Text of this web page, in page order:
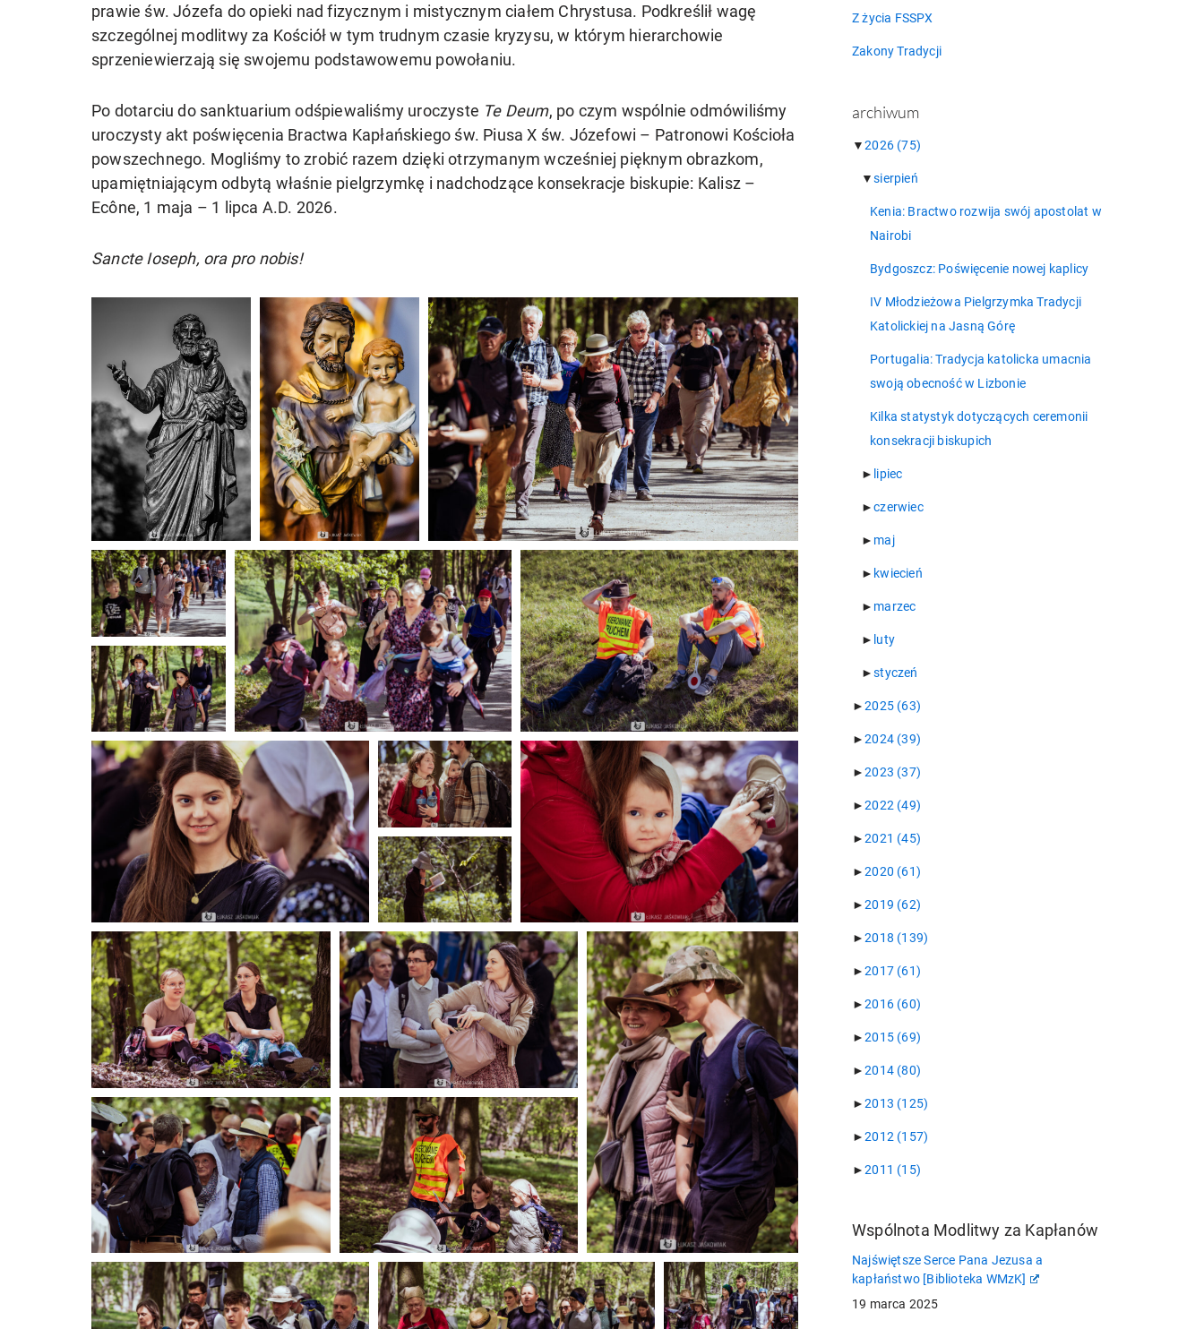
prawie św. Józefa do opieki nad fizycznym i mistycznym ciałem Chrystusa. Podkreślił wagę
szczególnej modlitwy za Kościół w tym trudnym czasie kryzysu, w którym hierarchowie
sprzeniewierzają się swojemu podstawowemu powołaniu.
Po dotarciu do sanktuarium odśpiewaliśmy uroczyste Te Deum, po czym wspólnie odmówiliśmy
uroczysty akt poświęcenia Bractwa Kapłańskiego św. Piusa X św. Józefowi – Patronowi Kościoła
powszechnego. Mogliśmy to zrobić razem dzięki otrzymanym wcześniej pięknym obrazkom,
upamiętniającym odbytą właśnie pielgrzymkę i nadchodzące konsekracje biskupie: Kalisz –
Ecône, 1 maja – 1 lipca A.D. 2026.
Sancte Ioseph, ora pro nobis!
Z życia FSSPX
Zakony Tradycji
archiwum
▼2026 (75)
▼sierpień
Kenia: Bractwo rozwija swój apostolat w
Nairobi
Bydgoszcz: Poświęcenie nowej kaplicy
IV Młodzieżowa Pielgrzymka Tradycji
Katolickiej na Jasną Górę
Portugalia: Tradycja katolicka umacnia
swoją obecność w Lizbonie
Kilka statystyk dotyczących ceremonii
konsekracji biskupich
► lipiec
►czerwiec
► maj
► kwiecień
► marzec
► luty
►styczeń
►2025 (63)
►2024 (39)
►2023 (37)
►2022 (49)
►2021 (45)
►2020 (61)
►2019 (62)
►2018 (139)
►2017 (61)
►2016 (60)
►2015 (69)
►2014 (80)
►2013 (125)
►2012 (157)
►2011 (15)
Wspólnota Modlitwy za Kapłanów
Najświętsze Serce Pana Jezusa a
kapłaństwo [Biblioteka WMzK]
19 marca 2025